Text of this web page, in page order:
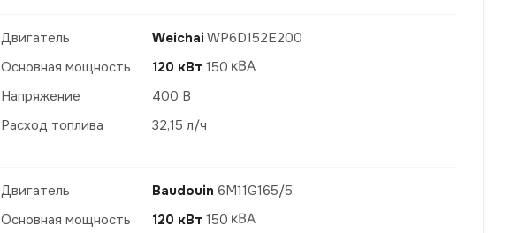
Двигатель Weichai WP6D152E200
Основная мощность
120 кВт 150
Напряжение
400 В
Расход топлива
32,15 л/ч
Двигатель Baudouin 6M11G165/5
Основная мощность
120 кВт 150